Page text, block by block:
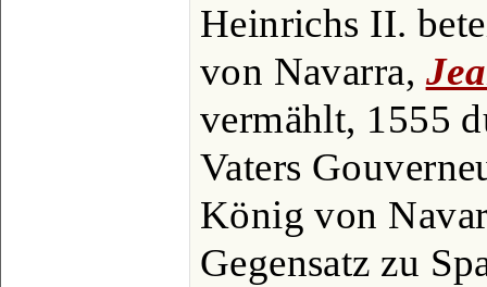
Heinrichs II.
von Navarra,
vermählt, 1555
Vaters
König von
Gegensatz zu